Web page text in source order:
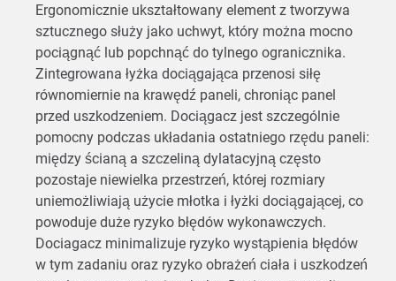
Ergonomicznie ukształtowany element z tworzywa
sztucznego służy jako uchwyt, który można mocno
pociągnąć lub popchnąć do tylnego ogranicznika.
Zintegrowana łyżka dociągająca przenosi siłę
równomiernie na krawędź paneli, chroniąc panel
przed uszkodzeniem. Dociągacz jest szczególnie
pomocny podczas układania ostatniego rzędu paneli:
między ścianą a szczeliną dylatacyjną często
pozostaje niewielka przestrzeń, której rozmiary
uniemożliwiają użycie młotka i łyżki dociągającej, co
powoduje duże ryzyko błędów wykonawczych.
Dociagacz minimalizuje ryzyko wystąpienia błędów
w tym zadaniu oraz ryzyko obrażeń ciała i uszkodzeń